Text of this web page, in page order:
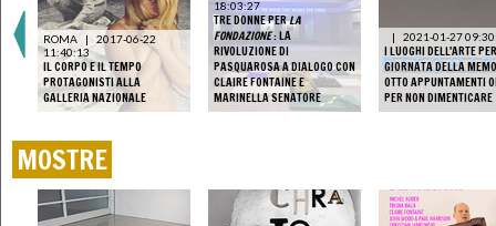
ROMA |
2017-06-22
11:40:13
IL CORPO E IL TEMPO
PROTAGONISTI ALLA
GALLERIA NAZIONALE
18:03:27
TRE DONNE PERLA
FONDAZIONE: LA
RIVOLUZIONE DI
PASQUAROSA A DIALOGO CON
CLAIRE FONTAINE E
MARINELLA SENATORE
| 2021-01-27
I LUOGHI DELL'ARTE
GIORNATA DELLA
OTTO APPUNTAMENTI
PER NON DIMENTICARE
MOSTRE